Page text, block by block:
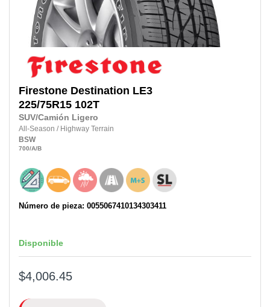
Firestone Destination LE3
225/75R15 102T
SUV/Camión Ligero
All-Season / Highway Terrain
BSW
700/A/B
Número de pieza: 0055067410134303411
Disponible
$4,006.45